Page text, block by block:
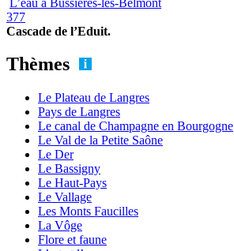
377
Cascade de l’Eduit.
Thèmes
Le Plateau de Langres
Pays de Langres
Le canal de Champagne en Bourgogne
Le Val de la Petite Saône
Le Der
Le Bassigny
Le Haut-Pays
Le Vallage
Les Monts Faucilles
La Vôge
Flore et faune